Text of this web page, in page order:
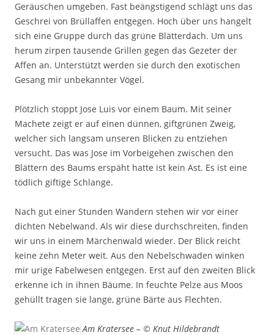
Geräuschen umgeben. Fast beängstigend schlägt uns das
Geschrei von Brüllaffen entgegen. Hoch über uns hangelt
sich eine Gruppe durch das grüne Blätterdach. Um uns
herum zirpen tausende Grillen gegen das Gezeter der
Affen an. Unterstützt werden sie durch den exotischen
Gesang mir unbekannter Vögel.
Plötzlich stoppt Jose Luis vor einem Baum. Mit seiner
Machete zeigt er auf einen dünnen, giftgrünen Zweig,
welcher sich langsam unseren Blicken zu entziehen
versucht. Das was Jose im Vorbeigehen zwischen den
Blättern des Baums erspäht hatte ist kein Ast. Es ist eine
tödlich giftige Schlange.
Nach gut einer Stunden Wandern stehen wir vor einer
dichten Nebelwand. Als wir diese durchschreiten, finden
wir uns in einem Märchenwald wieder. Der Blick reicht
keine zehn Meter weit. Aus den Nebelschwaden winken
mir urige Fabelwesen entgegen. Erst auf den zweiten Blick
erkenne ich in ihnen Bäume. In feuchte Pelze aus Moos
gehüllt tragen sie lange, grüne Bärte aus Flechten.
Am Kratersee – © Knut Hildebrandt